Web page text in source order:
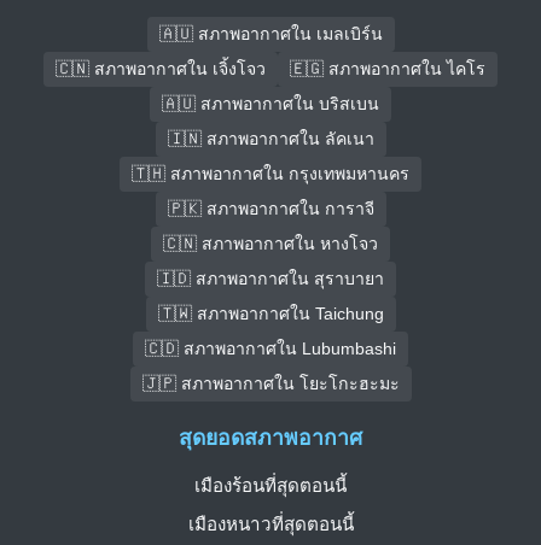
🇦🇺 สภาพอากาศใน เมลเบิร์น
🇨🇳 สภาพอากาศใน เจิ้งโจว
🇪🇬 สภาพอากาศใน ไคโร
🇦🇺 สภาพอากาศใน บริสเบน
🇮🇳 สภาพอากาศใน ลัคเนา
🇹🇭 สภาพอากาศใน กรุงเทพมหานคร
🇵🇰 สภาพอากาศใน การาจี
🇨🇳 สภาพอากาศใน หางโจว
🇮🇩 สภาพอากาศใน สุราบายา
🇹🇼 สภาพอากาศใน Taichung
🇨🇩 สภาพอากาศใน Lubumbashi
🇯🇵 สภาพอากาศใน โยะโกะฮะมะ
สุดยอดสภาพอากาศ
เมืองร้อนที่สุดตอนนี้
เมืองหนาวที่สุดตอนนี้